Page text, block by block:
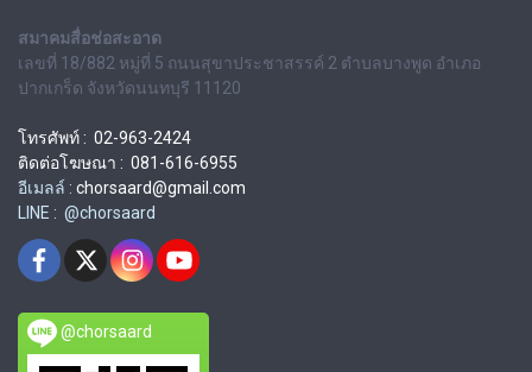
สมาคมสื่อช่อสะอาด
เลขที่ 18/882 หมู่ที่ 5 ถนนสุขาประชาสรรค์ 2 ตำบลบางพูด อำเภอ
ปากเกร็ด จังหวัดนนทบุรี 11120
โทรศัพท์ : 02-963-2424
ติดต่อโฆษณา : 081-616-6955
อีเมลล์ : chorsaard@gmail.com
LINE : @chorsaard
@chorsaard